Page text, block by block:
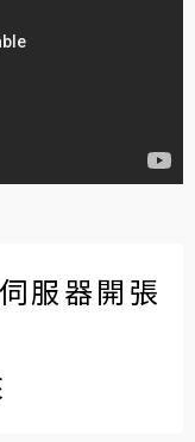
服器開張